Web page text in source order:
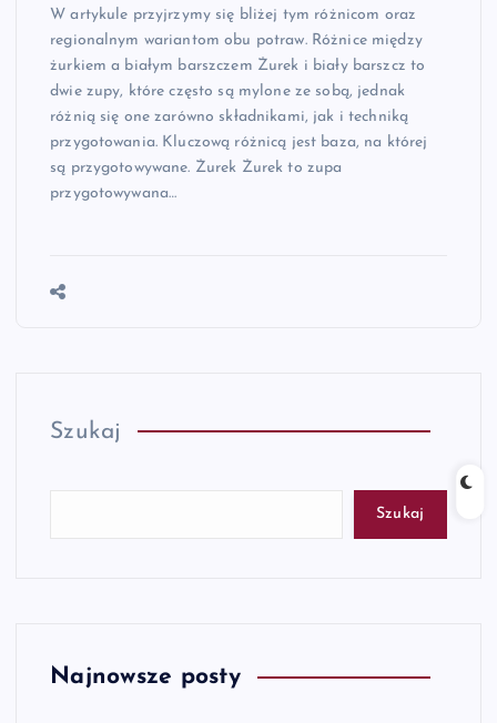
W artykule przyjrzymy się bliżej tym różnicom oraz
regionalnym wariantom obu potraw. Różnice między
żurkiem a białym barszczem Żurek i biały barszcz to
dwie zupy, które często są mylone ze sobą, jednak
różnią się one zarówno składnikami, jak i techniką
przygotowania. Kluczową różnicą jest baza, na której
są przygotowywane. Żurek Żurek to zupa
przygotowywana…
Szukaj
Szukaj
Najnowsze posty